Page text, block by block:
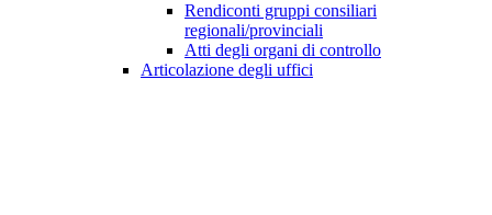
Rendiconti gruppi consiliari
regionali/provinciali
Atti degli organi di controllo
Articolazione degli uffici